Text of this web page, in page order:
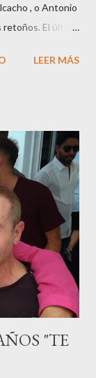
, o Antonio
retoños. El último
semana. El top
sido toda una
tuvo que
de
ahora es una
este año ha
en las mejores
LEER MÁS
"TE